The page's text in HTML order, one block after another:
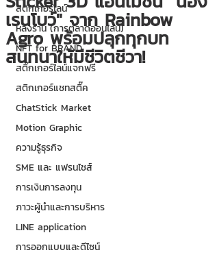
สติกเกอร์ไลน์
หลังร้าน (การตลาดออนไลน์)
NFT for BRAND
สติ๊กเกอร์ไลน์แจกฟรี
สติกเกอร์แชทสติ๊ค
ChatStick Market
Motion Graphic
ความรู้ธุรกิจ
SME และ แฟรนไชส์
การเงินการลงทุน
ภาวะผู้นำและการบริหาร
LINE application
การออกแบบและดีไซน์
เรนโบว์" จาก Rainbow
Agro พร้อมปลุกทุกบท
สนทนาให้มีชีวิตชีวา!